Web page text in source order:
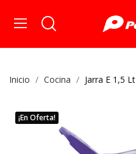
Inicio Cocina Jarra E 1,5 Lt
¡En Oferta!